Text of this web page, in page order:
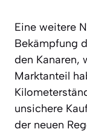
Eine weitere
Bekämpfung
den Kanaren,
Marktanteil
unsichere
der neuen